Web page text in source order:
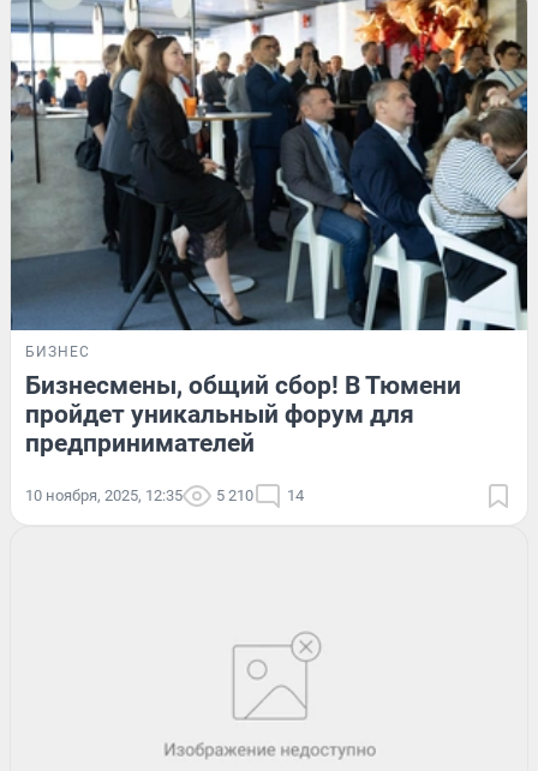
БИЗНЕС
Бизнесмены, общий сбор! В Тюмени
пройдет уникальный форум для
предпринимателей
10 ноября, 2025, 12:35 5 210 14